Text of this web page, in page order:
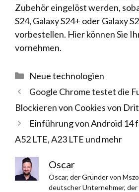
Zubehör eingelöst werden,
S24, Galaxy S24+ oder Galaxy
vorbestellen. Hier können Sie
vornehmen.
Kategorien
Neue technologien
Google Chrome testet die
Blockieren von Cookies von
Einführung von Android 14
A52 LTE, A23 LTE und mehr
Oscar
Oscar, der Gründer von
deutscher Unternehmer, der